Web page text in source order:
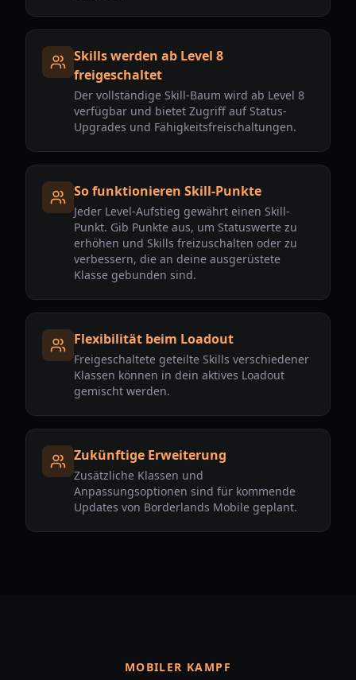
Skills werden ab Level 8
freigeschaltet
Der vollständige Skill-Baum wird ab Level 8
verfügbar und bietet Zugriff auf Status-
Upgrades und Fähigkeitsfreischaltungen.
So funktionieren Skill-Punkte
Jeder Level-Aufstieg gewährt einen Skill-
Punkt. Gib Punkte aus, um Statuswerte zu
erhöhen und Skills freizuschalten oder zu
verbessern, die an deine ausgerüstete
Klasse gebunden sind.
Flexibilität beim Loadout
Freigeschaltete geteilte Skills verschiedener
Klassen können in dein aktives Loadout
gemischt werden.
Zukünftige Erweiterung
Zusätzliche Klassen und
Anpassungsoptionen sind für kommende
Updates von Borderlands Mobile geplant.
MOBILER KAMPF